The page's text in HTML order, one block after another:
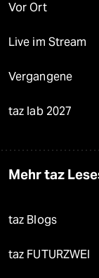
Vor Ort
Live im Stream
Vergangene
taz lab 2027
Mehr taz
taz Blogs
taz FUTURZWEI